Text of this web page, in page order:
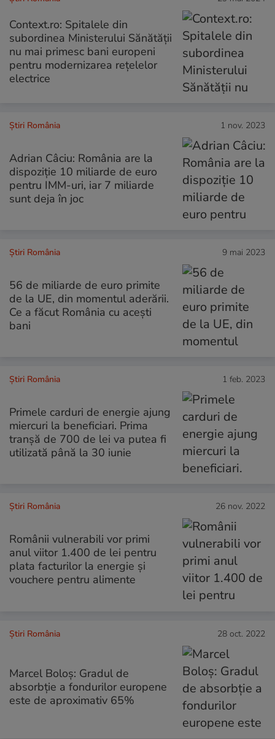
Context.ro: Spitalele din
subordinea Ministerului Sănătății
nu mai primesc bani europeni
pentru modernizarea rețelelor
electrice
Știri România 1 nov. 2023
Adrian Câciu: România are la
dispoziţie 10 miliarde de euro
pentru IMM-uri, iar 7 miliarde
sunt deja în joc
Știri România 9 mai 2023
56 de miliarde de euro primite
de la UE, din momentul aderării.
Ce a făcut România cu acești
bani
Știri România 1 feb. 2023
Primele carduri de energie ajung
miercuri la beneficiari. Prima
tranşă de 700 de lei va putea fi
utilizată până la 30 iunie
Știri România 26 nov. 2022
Românii vulnerabili vor primi
anul viitor 1.400 de lei pentru
plata facturilor la energie și
vouchere pentru alimente
Știri România 28 oct. 2022
Marcel Boloş: Gradul de
absorbţie a fondurilor europene
este de aproximativ 65%